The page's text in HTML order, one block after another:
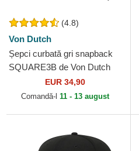
(4.8)
Von Dutch
Șepci curbată gri snapback
SQUARE3B de Von Dutch
EUR 34,90
Comandă-l 11 - 13 august